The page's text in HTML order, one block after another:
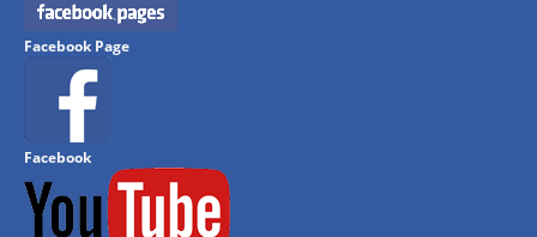
Facebook Page
Facebook